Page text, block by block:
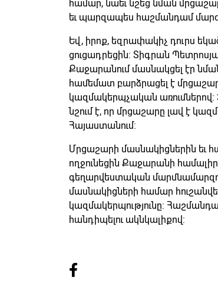
համար, նաեւ նշեց նման
եւ պարզապես հաշմանդամ
Եվ, իրոք, եզրափակիչ դուրս
ցուցադրեցին: Տիգրան
Քաջարանում մասնակցել էր
համեմատ բարձրացել է
կազմակերպչական առումներով:
նշում է, որ մրցաշարը լավ է
Հայաստանում:
Մրցաշարի մասնակիցներին եւ
ողջունեցին Քաջարանի
գեղարվեստական
մասնակիցների համար
կազմակերպությունը:
հանդիպելու ակնկալիքով: